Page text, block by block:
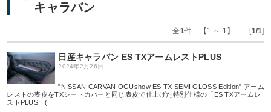
キャラバン
全1件 【1 ～ 1】 [1/1]
日産キャラバン ES TXアームレストPLUS
2024年2月26日
"NISSAN CARVAN OGUshow ES TX SEMI GLOSS Edition" アーム
レストの表皮をTXシートカバーと同じ表皮で仕上げた特別仕様の「ES TXアームレ
ストPLUS」(